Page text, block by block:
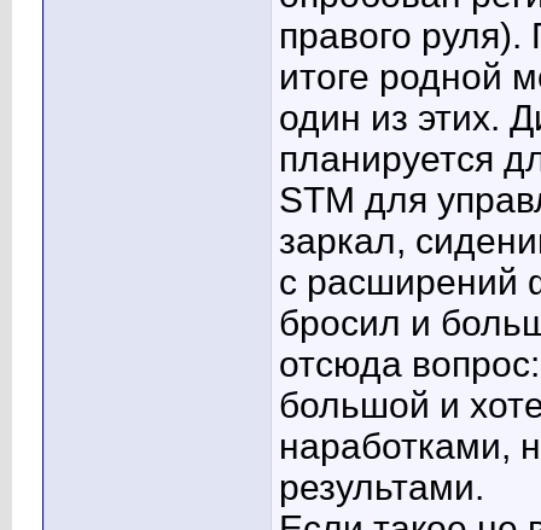
правого руля).
итоге родной
один из этих.
планируется
STM для
заркал,
с расширений
бросил и
отсюда
большой и
наработками,
результами.